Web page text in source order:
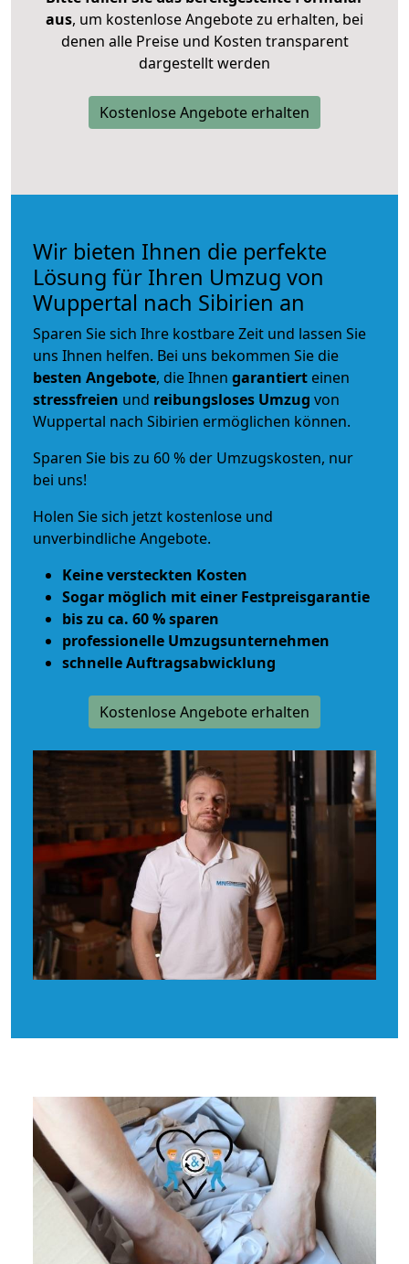
aus, um kostenlose Angebote zu erhalten, bei
denen alle Preise und Kosten transparent
dargestellt werden
Kostenlose Angebote erhalten
Wir bieten Ihnen die perfekte
Lösung für Ihren Umzug von
Wuppertal nach Sibirien an
Sparen Sie sich Ihre kostbare Zeit und lassen Sie
uns Ihnen helfen. Bei uns bekommen Sie die
besten Angebote, die Ihnen garantiert einen
stressfreien und reibungsloses Umzug von
Wuppertal nach Sibirien ermöglichen können.
Sparen Sie bis zu 60 % der Umzugskosten, nur
bei uns!
Holen Sie sich jetzt kostenlose und
unverbindliche Angebote.
Keine versteckten Kosten
Sogar möglich mit einer Festpreisgarantie
bis zu ca. 60 % sparen
professionelle Umzugsunternehmen
schnelle Auftragsabwicklung
Kostenlose Angebote erhalten